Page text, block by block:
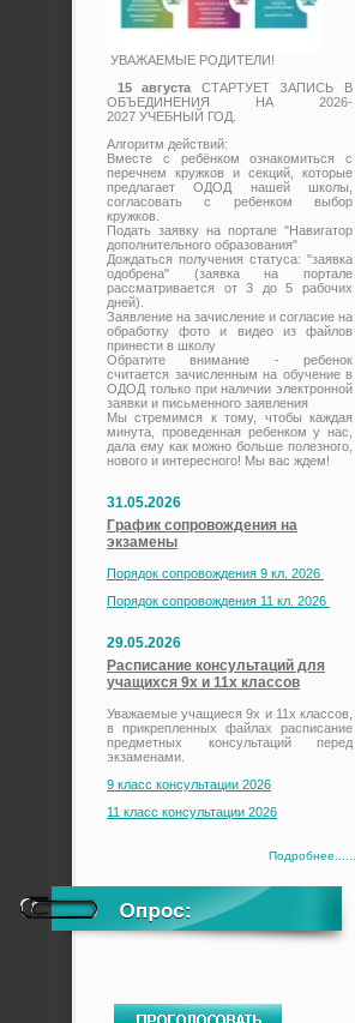
УВАЖАЕМЫЕ РОДИТЕЛИ!
15 августа СТАРТУЕТ ЗАПИСЬ В
ОБЪЕДИНЕНИЯ НА 2026-
2027 УЧЕБНЫЙ ГОД.
Алгоритм действий:
Вместе с ребёнком ознакомиться с
перечнем кружков и секций, которые
предлагает ОДОД нашей школы,
согласовать с ребенком выбор
кружков.
Подать заявку на портале "Навигатор
дополнительного образования"
Дождаться получения статуса: "заявка
одобрена" (заявка на портале
рассматривается от 3 до 5 рабочих
дней).
Заявление на зачисление и согласие на
обработку фото и видео из файлов
принести в школу
Обратите внимание - ребенок
считается зачисленным на обучение в
ОДОД только при наличии электронной
заявки и письменного заявления
Мы стремимся к тому, чтобы каждая
минута, проведенная ребенком у нас,
дала ему как можно больше полезного,
нового и интересного! Мы вас ждем!
31.05.2026
График сопровождения на
экзамены
Порядок сопровождения 9 кл. 2026
Порядок сопровождения 11 кл. 2026
29.05.2026
Расписание консультаций для
учащихся 9х и 11х классов
Уважаемые учащиеся 9х и 11х классов,
в прикрепленных файлах расписание
предметных консультаций перед
экзаменами.
9 класс консультации 2026
11 класс консультации 2026
Подробнее.......